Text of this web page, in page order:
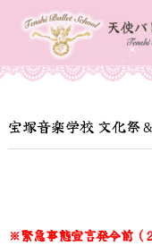
宝塚音楽学校 文化祭
※緊急事態宣言発令前（